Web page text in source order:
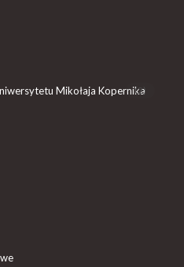
Mikołaja Kopernika
(2)